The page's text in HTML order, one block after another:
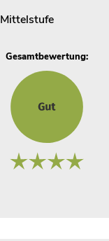
Mittelstufe
Gesamtbewertung: